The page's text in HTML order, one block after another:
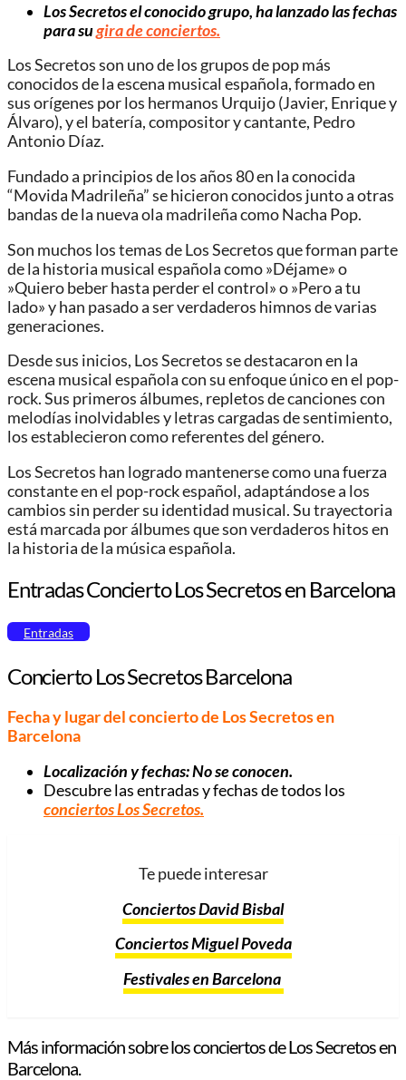
Los Secretos el conocido grupo, ha lanzado las fechas
para sugira de conciertos.
Los Secretos son uno de los grupos de pop más
conocidos de la escena musical española, formado en
sus orígenes por los hermanos Urquijo (Javier, Enrique y
Álvaro), y el batería, compositor y cantante, Pedro
Antonio Díaz.
Fundado a principios de los años 80 en la conocida
“Movida Madrileña” se hicieron conocidos junto a otras
bandas de la nueva ola madrileña como Nacha Pop.
Son muchos los temas de Los Secretos que forman parte
de la historia musical española como »Déjame» o
»Quiero beber hasta perder el control» o »Pero a tu
lado» y han pasado a ser verdaderos himnos de varias
generaciones.
Desde sus inicios, Los Secretos se destacaron en la
escena musical española con su enfoque único en el pop-
rock. Sus primeros álbumes, repletos de canciones con
melodías inolvidables y letras cargadas de sentimiento,
los establecieron como referentes del género.
Los Secretos han logrado mantenerse como una fuerza
constante en el pop-rock español, adaptándose a los
cambios sin perder su identidad musical. Su trayectoria
está marcada por álbumes que son verdaderos hitos en
la historia de la música española.
Entradas Concierto Los Secretos en Barcelona
Entradas
Concierto Los Secretos Barcelona
Fecha y lugar del concierto de Los Secretos en
Barcelona
Localización y fechas: No se conocen.
Descubre las entradas y fechas de todos los
conciertos Los Secretos.
Te puede interesar
Conciertos David Bisbal
Conciertos Miguel Poveda
Festivales en Barcelona
Más información sobre los conciertos de Los Secretos en
Barcelona.